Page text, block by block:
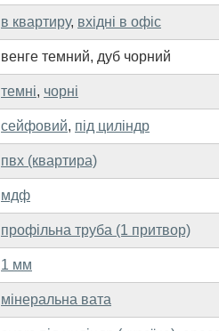
в квартиру, вхідні в офіс
венге темний, дуб чорний
темні, чорні
сейфовий, під циліндр
пвх (квартира)
мдф
профільна труба (1 притвор)
1 мм
мінеральна вата